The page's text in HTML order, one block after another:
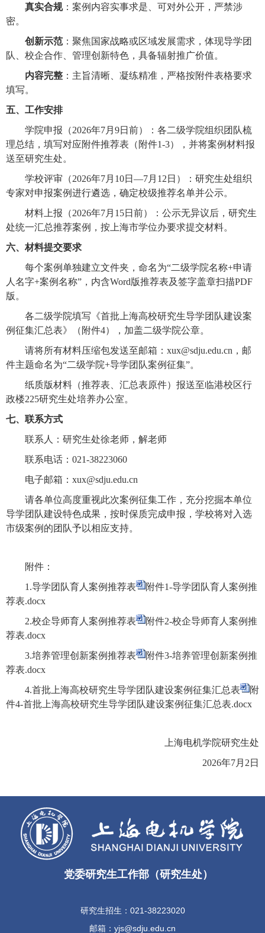
真实合规：案例内容实事求是、可对外公开，严禁涉
密。
创新示范：聚焦国家战略或区域发展需求，体现导学团
队、校企合作、管理创新特色，具备辐射推广价值。
内容完整 ：主旨清晰、凝练精准，严格按附件表格要求
填写。
五、工作安排
学院申报（2026年7月9日前）：各二级学院组织团队梳
理总结，填写对应附件推荐表（附件1-3），并将案例材料报
送至研究生处。
学校评审（2026年7月10日—7月12日）：研究生处组织
专家对申报案例进行遴选，确定校级推荐名单并公示。
材料上报（2026年7月15日前）：公示无异议后，研究生
处统一汇总推荐案例，按上海市学位办要求提交材料。
六、材料提交要求
每个案例单独建立文件夹，命名为“二级学院名称+申请
人名字+案例名称”，内含Word版推荐表及签字盖章扫描PDF
版。
各二级学院填写《首批上海高校研究生导学团队建设案
例征集汇总表》（附件4），加盖二级学院公章。
请将所有材料压缩包发送至邮箱：xux@sdju.edu.cn，邮
件主题命名为“二级学院+导学团队案例征集”。
纸质版材料（推荐表、汇总表原件）报送至临港校区行
政楼225研究生处培养办公室。
七、联系方式
联系人：研究生处徐老师，解老师
联系电话：021-38223060
电子邮箱：xux@sdju.edu.cn
请各单位高度重视此次案例征集工作，充分挖掘本单位
导学团队建设特色成果，按时保质完成申报，学校将对入选
市级案例的团队予以相应支持。
附件：
1.导学团队育人案例推荐表
附件1-导学团队育人案例推
荐表.docx
2.校企导师育人案例推荐表
附件2-校企导师育人案例推
荐表.docx
3.培养管理创新案例推荐表
附件3-培养管理创新案例推
荐表.docx
4.首批上海高校研究生导学团队建设案例征集汇总表
附
件4-首批上海高校研究生导学团队建设案例征集汇总表.docx
上海电机学院研究生处
2026年7月2日
党委研究生工作部（研究生处）
研究生招生：021-38223020
邮箱：yjs@sdju.edu.cn